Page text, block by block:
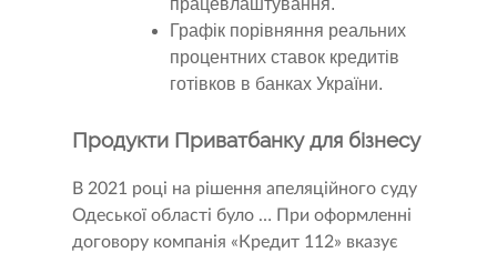
Графік порівняння реальних
процентних ставок кредитів
готівков в банках України.
Продукти Приватбанку для бізнесу
В 2021 році на рішення апеляційного суду
Одеської області було … При оформленні
договору компанія «Кредит 112» вказує